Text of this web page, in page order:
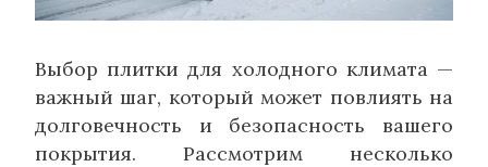
Выбор плитки для холодного климата —
важный шаг, который может повлиять на
долговечность и безопасность вашего
покрытия. Рассмотрим несколько